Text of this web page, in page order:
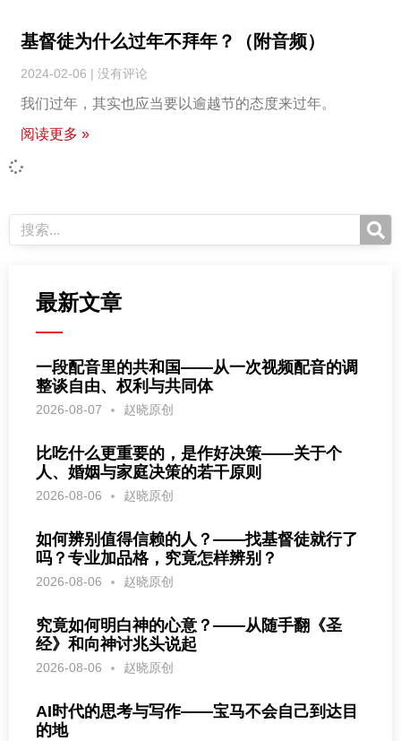
基督徒为什么过年不拜年？（附音频）
2024-02-06 没有评论
我们过年，其实也应当要以逾越节的态度来过年。
阅读更多 »
最新文章
一段配音里的共和国——从一次视频配音的调
整谈自由、权利与共同体
2026-08-07 赵晓原创
比吃什么更重要的，是作好决策——关于个
人、婚姻与家庭决策的若干原则
2026-08-06 赵晓原创
如何辨别值得信赖的人？——找基督徒就行了
吗？专业加品格，究竟怎样辨别？
2026-08-06 赵晓原创
究竟如何明白神的心意？——从随手翻《圣
经》和向神讨兆头说起
2026-08-06 赵晓原创
AI时代的思考与写作——宝马不会自己到达目
的地